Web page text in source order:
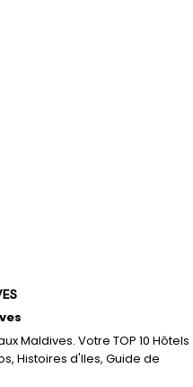
Maldives. Votre TOP 10 Hôtels
Histoires d'Iles, Guide de